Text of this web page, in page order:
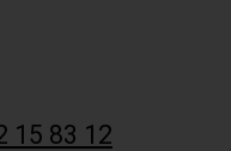
15 83 12